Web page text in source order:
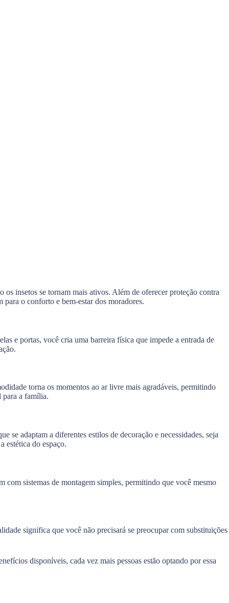
insetos se tornam mais ativos. Além de oferecer proteção contra
o conforto e bem-estar dos moradores.
e portas, você cria uma barreira física que impede a entrada de
torna os momentos ao ar livre mais agradáveis, permitindo
para a família.
se adaptam a diferentes estilos de decoração e necessidades, seja
estética do espaço.
sistemas de montagem simples, permitindo que você mesmo
significa que você não precisará se preocupar com substituições
disponíveis, cada vez mais pessoas estão optando por essa